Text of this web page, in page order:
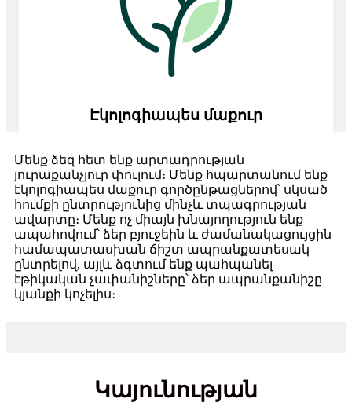
Էկոլոգիապես մաքուր
Մենք ձեզ հետ ենք արտադրության
յուրաքանչյուր փուլում։ Մենք հպարտանում ենք
էկոլոգիապես մաքուր գործընթացներով՝ սկսած
հումքի ընտրությունից մինչև տպագրության
ավարտը։ Մենք ոչ միայն խնայողություն ենք
ապահովում՝ ձեր բյուջեին և ժամանակացույցին
համապատասխան ճիշտ ապրանքատեսակ
ընտրելով, այլև ձգտում ենք պահպանել
էթիկական չափանիշները՝ ձեր ապրանքանիշը
կյանքի կոչելիս։
Կայունության